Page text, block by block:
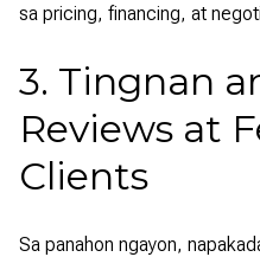
sa pricing, financing, at
3. Tingnan
Reviews at
Clients
Sa panahon ngayon,